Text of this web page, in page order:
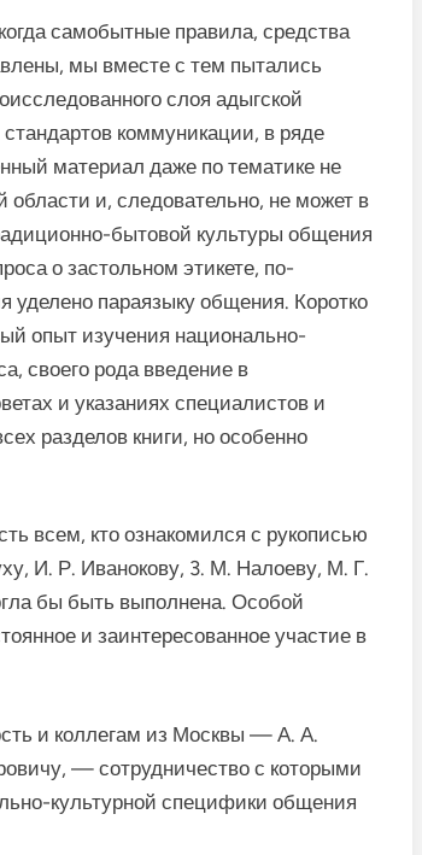
самобытные правила, средства
мы вместе с тем пытались
слоя адыгской
коммуникации, в ряде
материал даже по тематике не
и, следовательно, не может в
бытовой культуры общения
о застольном этикете, по­
параязыку общения. Коротко
опыт изучения национально-
своего рода вве­дение в
и указаниях специалистов и
разделов книги, но особенно
всем, кто ознакомился с рукописью
И. Р. Иванокову, 3. М. Налоеву, М. Г.
бы быть выполнена. Особой
и заинтересованное участие в
и коллегам из Москвы — А. А.
— сотрудничество с которыми
культурной специфики общения